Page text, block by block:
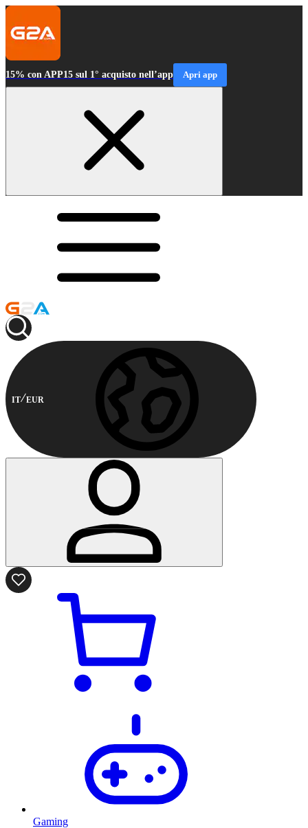
15% con APP15 sul 1° acquisto nell’app Apri app
IT EUR
Gaming